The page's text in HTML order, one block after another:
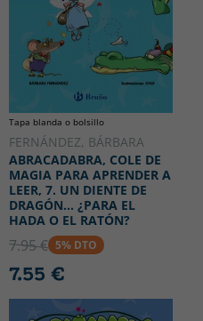
Tapa blanda o bolsillo
FERNÁNDEZ, BÁRBARA
ABRACADABRA, COLE DE
MAGIA PARA APRENDER A
LEER, 7. UN DIENTE DE
DRAGÓN... ¿PARA EL
HADA O EL RATÓN?
7.95 € 5% DTO
7.55 €